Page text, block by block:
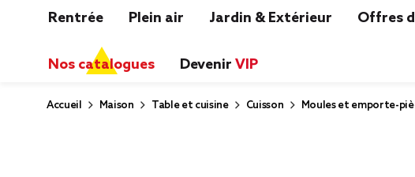
Rentrée Plein air Jardin & Extérieur Offres
Nos catalogues Devenir VIP
Accueil Maison Table et cuisine Cuisson Moules et emporte-